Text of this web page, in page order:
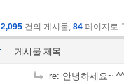
2,095 건의 게시물, 84 페이지로
게시물 제목
re: 안녕하세요~ ^^